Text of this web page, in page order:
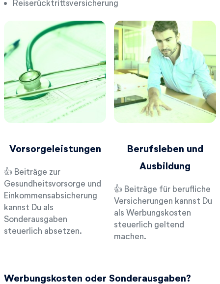
Reiserücktrittsversicherung
Vorsorgeleistungen
👍 Beiträge zur
Gesundheitsvorsorge und
Einkommensabsicherung
kannst Du als
Sonderausgaben
steuerlich absetzen.
Berufsleben und
Ausbildung
👍 Beiträge für berufliche
Versicherungen kannst Du
als Werbungskosten
steuerlich geltend
machen.
Werbungskosten oder Sonderausgaben?